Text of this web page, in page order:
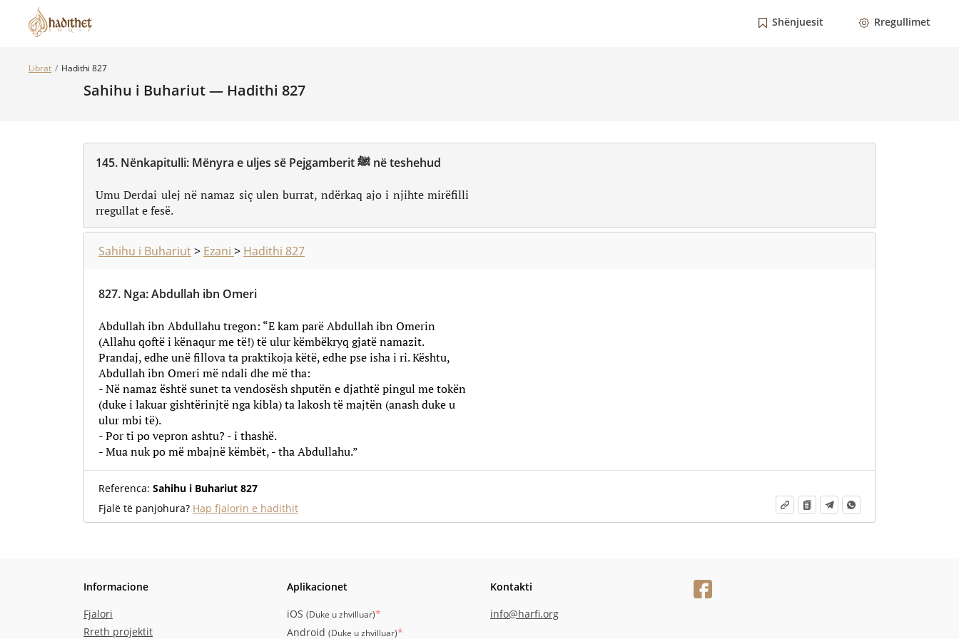
Shënjuesit Rregullimet
Librat Hadithi 827
Sahihu i Buhariut — Hadithi 827
145. Nënkapitulli: Mënyra e uljes së Pejgamberit ﷺ në teshehud
Umu Derdai ulej në namaz siç ulen burrat, ndërkaq ajo i njihte mirëfilli
rregullat e fesë.
Sahihu i Buhariut> Ezani > Hadithi 827
827. Nga:Abdullah ibn Omeri
Abdullah ibn Abdullahu tregon: “E kam parë Abdullah ibn Omerin
(Allahu qoftë i kënaqur me të!) të ulur këmbëkryq gjatë namazit.
Prandaj, edhe unë fillova ta praktikoja këtë, edhe pse isha i ri. Kështu,
Abdullah ibn Omeri më ndali dhe më tha:
- Në namaz është sunet ta vendosësh shputën e djathtë pingul me tokën
(duke i lakuar gishtërinjtë nga kibla) ta lakosh të majtën (anash duke u
ulur mbi të).
- Por ti po vepron ashtu? - i thashë.
- Mua nuk po më mbajnë këmbët, - tha Abdullahu.”
Referenca: Sahihu i Buhariut 827
Fjalë të panjohura? Hap fjalorin e hadithit
Informacione
Fjalori
Rreth projektit
Aplikacionet
iOS (Duke u zhvilluar)*
Android (Duke u zhvilluar)*
Kontakti
info@harfi.org